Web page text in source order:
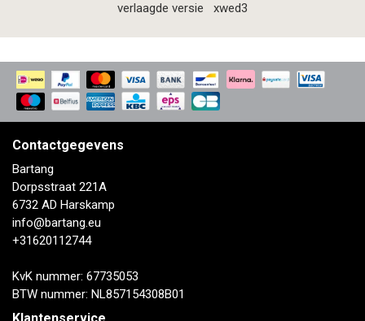
verlaagde versie
xwed3
Contactgegevens
Bartang
Dorpsstraat 221A
6732 AD Harskamp
info@bartang.eu
+31620112744
KvK nummer: 67735053
BTW nummer: NL857154308B01